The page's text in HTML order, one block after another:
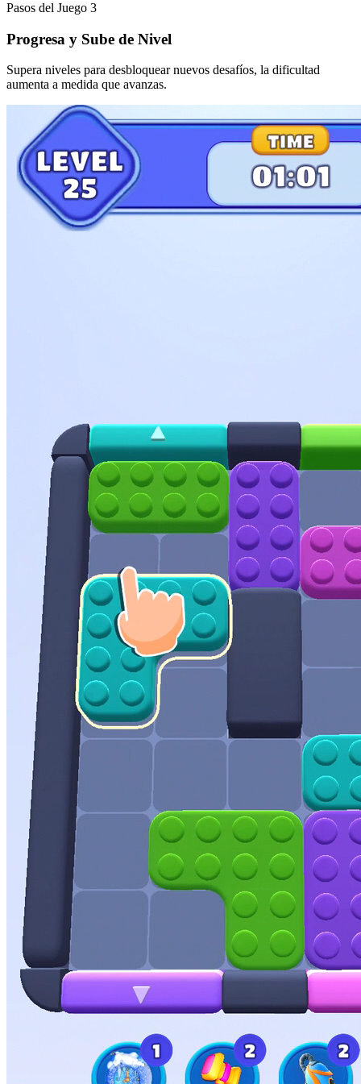
Pasos del Juego 3
Progresa y Sube de Nivel
Supera niveles para desbloquear nuevos desafíos, la dificultad
aumenta a medida que avanzas.